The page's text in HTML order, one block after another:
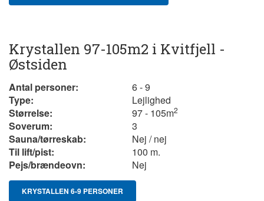
Krystallen 97-105m2 i Kvitfjell -
Østsiden
Antal personer:
6 - 9
Type:
Lejlighed
Størrelse:
97 - 105m2
Soverum:
3
Sauna/tørreskab:
Nej / nej
Til lift/pist:
100 m.
Pejs/brændeovn:
Nej
KRYSTALLEN 6-9 PERSONER